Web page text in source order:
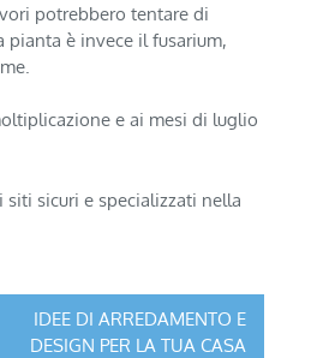
potrebbero tentare di
pianta è invece il fusarium,
e ai mesi di luglio
sicuri e specializzati nella
IDEE DI ARREDAMENTO E
DESIGN PER LA TUA CASA